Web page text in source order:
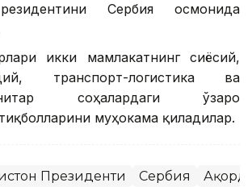
Сербия осмонида
икки мамлакатнинг сиёсий,
транспорт-логистика ва
соҳалардаги ўзаро
муҳокама қиладилар.
Президенти Сербия